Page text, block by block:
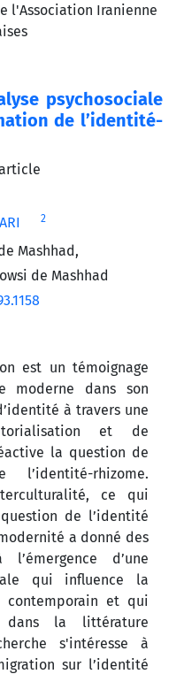
psychosociale
de l’identité-
2
Mashhad,
de Mashhad
est un témoignage
moderne dans son
à travers une
et de
la question de
rhizome.
ce qui
de l’identité
a donné des
d’une
qui influence la
contemporain et qui
dans la littérature
s'intéresse à
sur l’identité